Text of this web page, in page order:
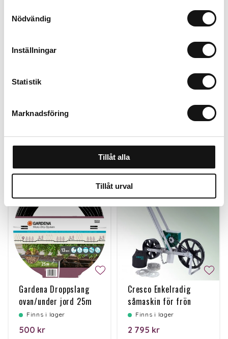
Nödvändig
Inställningar
Statistik
Marknadsföring
Tillåt alla
Tillåt urval
ovan/under jord 25m
500 kr
Köp
Algomin Schyssta
Personalen tipsar
Gardena Droppslang
ovan/under jord 25m
Finns i lager
500 kr
Cresco Enkelradig
såmaskin för frön
Finns i lager
2 795 kr